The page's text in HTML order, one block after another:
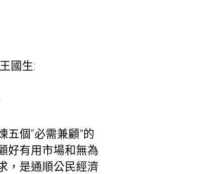
國生:
個“必需兼顧”的
好有用市場和無為
，是通順公民經濟